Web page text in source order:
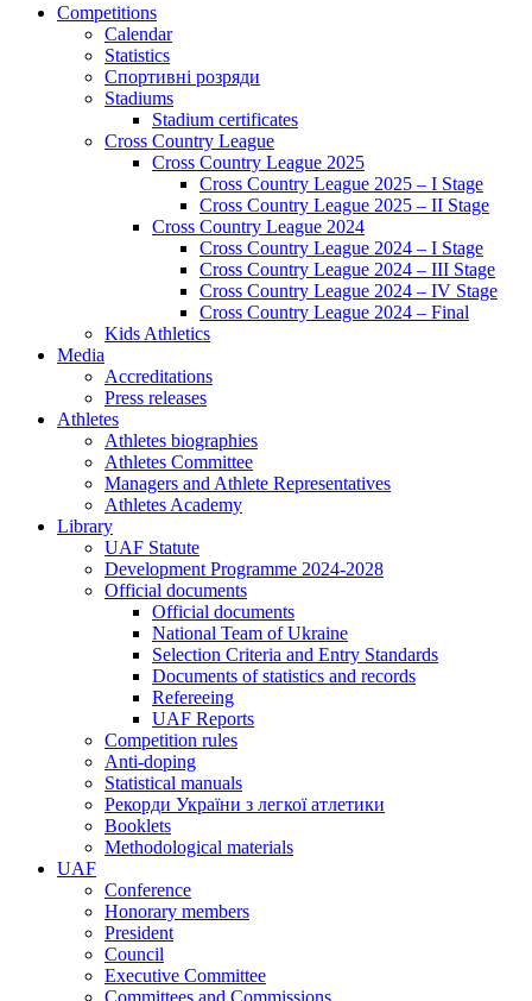
Competitions
Calendar
Statistics
Спортивні розряди
Stadiums
Stadium certificates
Cross Country League
Cross Country League 2025
Cross Country League 2025 – I Stage
Cross Country League 2025 – II Stage
Cross Country League 2024
Cross Country League 2024 – I Stage
Cross Country League 2024 – III Stage
Cross Country League 2024 – IV Stage
Cross Country League 2024 – Final
Kids Athletics
Media
Accreditations
Press releases
Athletes
Athletes biographies
Athletes Committee
Managers and Athlete Representatives
Athletes Academy
Library
UAF Statute
Development Programme 2024-2028
Official documents
Official documents
National Team of Ukraine
Selection Criteria and Entry Standards
Documents of statistics and records
Refereeing
UAF Reports
Competition rules
Anti-doping
Statistical manuals
Рекорди України з легкої атлетики
Booklets
Methodological materials
UAF
Conference
Honorary members
President
Council
Executive Committee
Committees and Commissions